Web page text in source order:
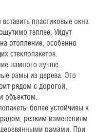
пластиковые окна
теплее. Уйдут
отопление, особенно
стеклопакетов.
намного лучше
рамы из дерева. Это
рядом с дорогой,
объектом.
более устойчивы к
резким изменениям
рамами. При